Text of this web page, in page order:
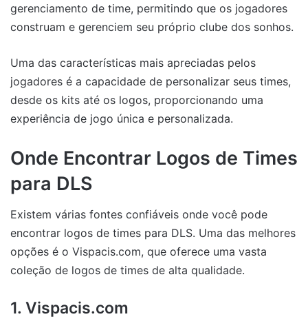
gerenciamento de time, permitindo que os jogadores
construam e gerenciem seu próprio clube dos sonhos.
Uma das características mais apreciadas pelos
jogadores é a capacidade de personalizar seus times,
desde os kits até os logos, proporcionando uma
experiência de jogo única e personalizada.
Onde Encontrar Logos de Times
para DLS
Existem várias fontes confiáveis onde você pode
encontrar logos de times para DLS. Uma das melhores
opções é o Vispacis.com, que oferece uma vasta
coleção de logos de times de alta qualidade.
1. Vispacis.com